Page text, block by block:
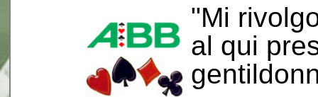
"Mi
al qui